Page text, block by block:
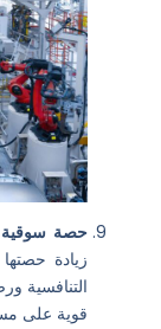
حصة سوقية
زيادة
التنافسية
قوية على